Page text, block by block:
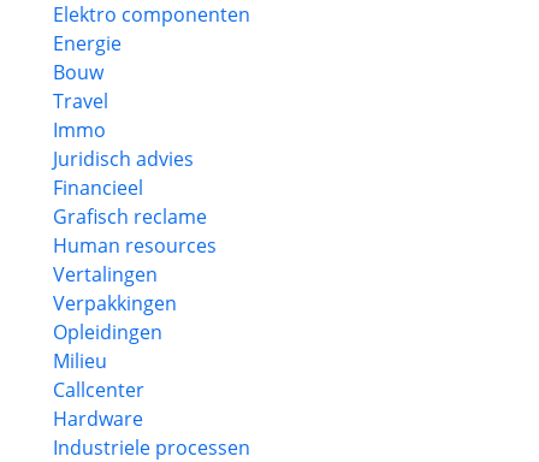
Elektro componenten
Energie
Bouw
Travel
Immo
Juridisch advies
Financieel
Grafisch reclame
Human resources
Vertalingen
Verpakkingen
Opleidingen
Milieu
Callcenter
Hardware
Industriele processen